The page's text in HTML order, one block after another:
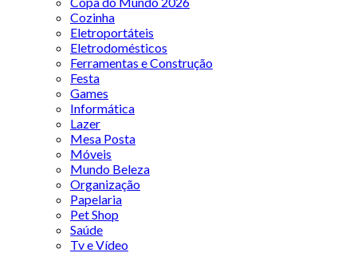
Cozinha
Eletroportáteis
Eletrodomésticos
Ferramentas e Construção
Festa
Games
Informática
Lazer
Mesa Posta
Móveis
Mundo Beleza
Organização
Papelaria
Pet Shop
Saúde
Tv e Vídeo